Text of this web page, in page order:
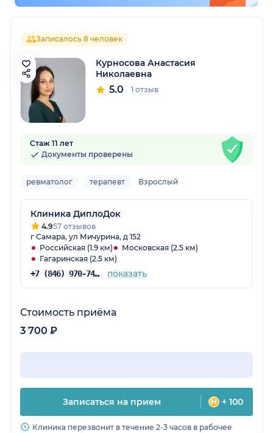
Записалось 8 человек
Курносова Анастасия
Николаевна
5.0 1 отзыв
Стаж 11 лет
Документы проверены
ревматолог терапевт Взрослый
Клиника ДиплоДок
4.957 отзывов
г Самара, ул Мичурина, д 152
Российская (1.9 км)
Московская (2.5 км)
Гагаринская (2.5 км)
+7 (846) 970-74-32 показать
Стоимость приёма
3 700 ₽
Записаться на прием + 100
Клиника перезвонит в течение 2-3 часов в рабочее